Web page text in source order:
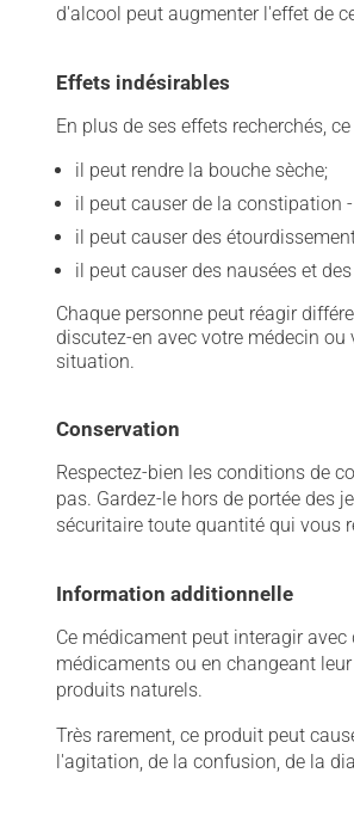
d'alcool peut augmenter l'effet de
Effets indésirables
En plus de ses effets recherchés,
il peut rendre la bouche sèche;
il peut causer de la constipation
il peut causer des
il peut causer des nausées et
Chaque personne peut réagir
discutez-en avec votre médecin
situation.
Conservation
Respectez-bien les conditions de
pas. Gardez-le hors de portée des
sécuritaire toute quantité qui vous
Information additionnelle
Ce médicament peut interagir
médicaments ou en changeant
produits naturels.
Très rarement, ce produit peut
l'agitation, de la confusion, de la